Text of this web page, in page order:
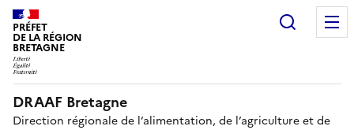
PRÉFET
DE LA RÉGION
BRETAGNE
DRAAF Bretagne
Direction régionale de l’alimentation, de l’agriculture et de